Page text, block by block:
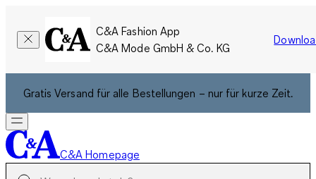
C&A Fashion App
C&A Mode GmbH & Co. KG
Gratis Versand für alle Bestellungen – nur für kurze Zeit.
C&A Homepage